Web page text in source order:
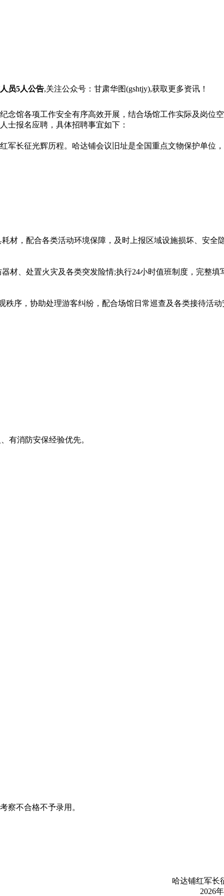
员5人公告,关注公众号：甘肃华图(gshtjy),获取更多资讯！
馆各项工作安全有序高效开展，结合场馆工作实际及岗位
士报名应聘，具体招聘事宜如下：
长征光辉历程。哈达铺会议旧址是全国重点文物保护单位
，配合各类活动环境保障，及时上报区域设施损坏、安全
、处置火灾及各类突发险情;执行24小时值班制度，完整填
序，协助处理游客纠纷，配合场馆日常巡查及各类接待活动
消防安保经验优先。
不合格不予录用。
哈达铺红军长
2026年